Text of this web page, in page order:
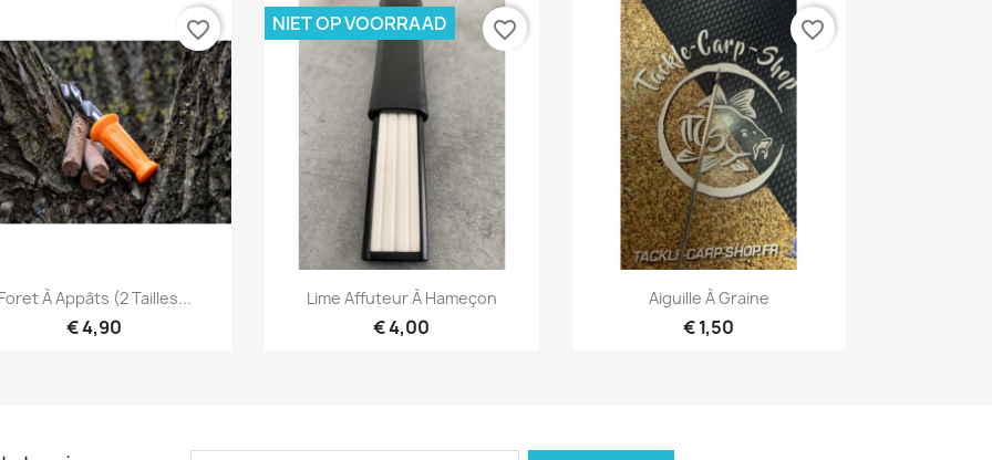
 Snel bekijken
Foret À Appâts (2 Tailles...
€ 4,90
favorite_border
Snel bekijken
Lime Affuteur À Hameçon
€ 4,00
NIET OP VOORRAAD favorite_border
Snel bekijken
Aiguille À Graine
€ 1,50
favorite_border